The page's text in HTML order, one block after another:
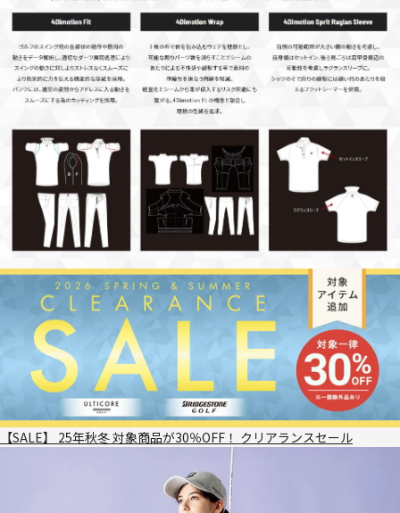
【SALE】 25年秋冬 対象商品が30％OFF！ クリアランスセール